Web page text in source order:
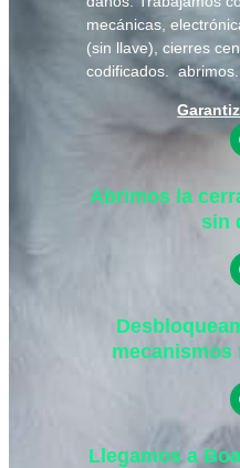
mecánicas,
(sin llave), cierres
codificados. abrimos.
Abrimos la
sin
mecanismos
Llegamos a